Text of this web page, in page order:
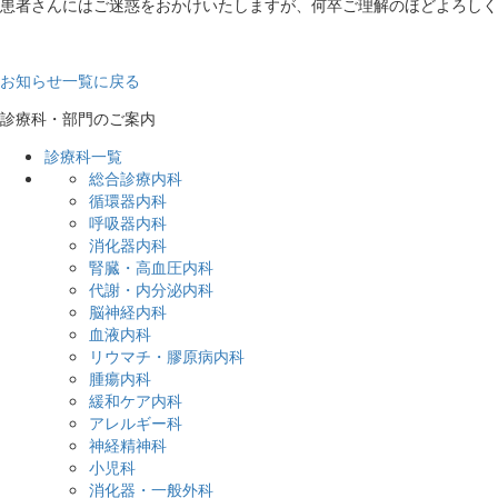
診療実績
個人情報保護方針等、各種指針
災害対策について
講座・研修のご案内
実習受入れのご案内
患者さんの声
メディア掲載のご案内
フロアマップのご案内
交通アクセス
外来受診のご案内
外来受診のご案内
初めて受診される方へ
紹介状をお持ちでない方へ
受診の流れ
外来担当表
救急診療のご案内
先進医療について
患者さん相談窓口
患者サービスについて
患者さんにはご迷惑をおかけいたしますが、何卒ご理解のほどよろしく
お知らせ一覧に戻る
診療科・部門のご案内
診療科一覧
総合診療内科
循環器内科
呼吸器内科
消化器内科
腎臓・高血圧内科
代謝・内分泌内科
脳神経内科
血液内科
リウマチ・膠原病内科
腫瘍内科
緩和ケア内科
アレルギー科
神経精神科
小児科
消化器・一般外科